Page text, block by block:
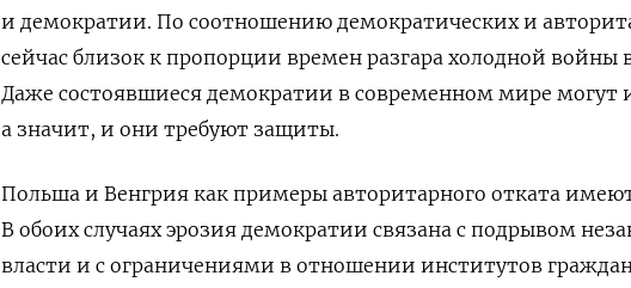
и демократии. По соотношению демократических и
сейчас близок к пропорции времен разгара холодной войны
Даже состоявшиеся демократии в современном мире могут
а значит, и они требуют защиты.
Польша и Венгрия как примеры авторитарного отката
В обоих случаях эрозия демократии связана с подрывом
власти и с ограничениями в отношении институтов